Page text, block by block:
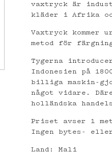
vaxtryck är
kläder i Afrika
Vaxtryck kommer
metod för
Tygerna
Indonesien på
billiga maskin-
något vidare.
holländska
Priset avser 1
Ingen bytes-
Land: Mali